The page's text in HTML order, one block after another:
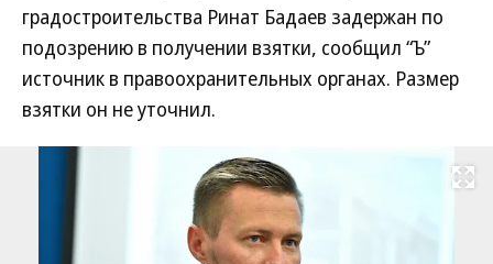
градостроительства Ринат Бадаев задержан по
подозрению в получении взятки, сообщил “Ъ”
источник в правоохранительных органах. Размер
взятки он не уточнил.
Развернуть